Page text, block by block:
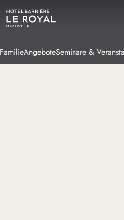
FamilieAngeboteSeminare &